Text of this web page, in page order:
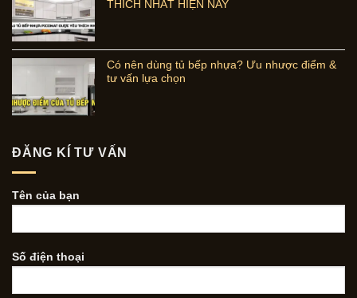
THÍCH NHẤT HIỆN NAY
Có nên dùng tủ bếp nhựa? Ưu nhược điểm &
tư vấn lựa chọn
ĐĂNG KÍ TƯ VẤN
Tên của bạn
Số điện thoại